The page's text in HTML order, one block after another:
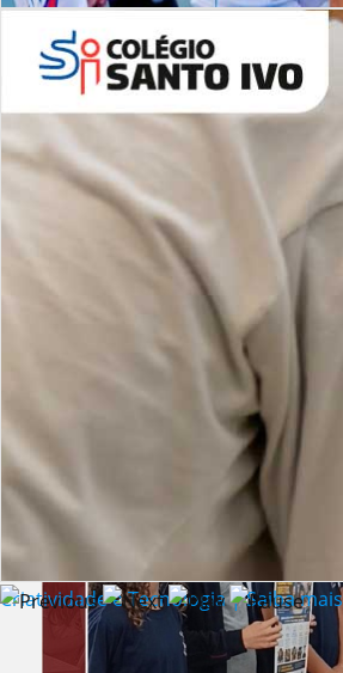
Desafios | Saiba mais
Criatividade e Tecnologia | Saiba mais